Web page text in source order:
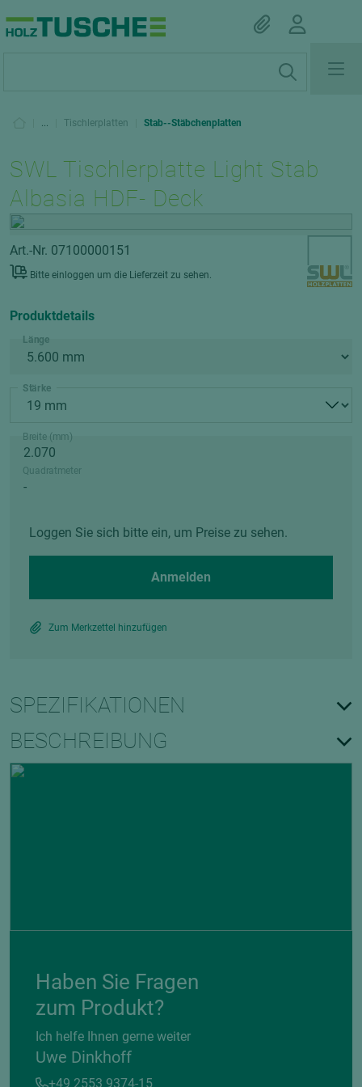
... Tischlerplatten Stab--Stäbchenplatten
SWL Tischlerplatte Light Stab
Albasia HDF- Deck
Art.-Nr. 07100000151
Bitte einloggen um die Lieferzeit zu sehen.
Produktdetails
Länge
Stärke
Breite (mm)
Quadratmeter
Loggen Sie sich bitte ein, um Preise zu sehen.
Anmelden
Zum Merkzettel hinzufügen
SPEZIFIKATIONEN
BESCHREIBUNG
Haben Sie Fragen
zum Produkt?
Ich helfe Ihnen gerne weiter
Uwe Dinkhoff
+49 2553 9374-15